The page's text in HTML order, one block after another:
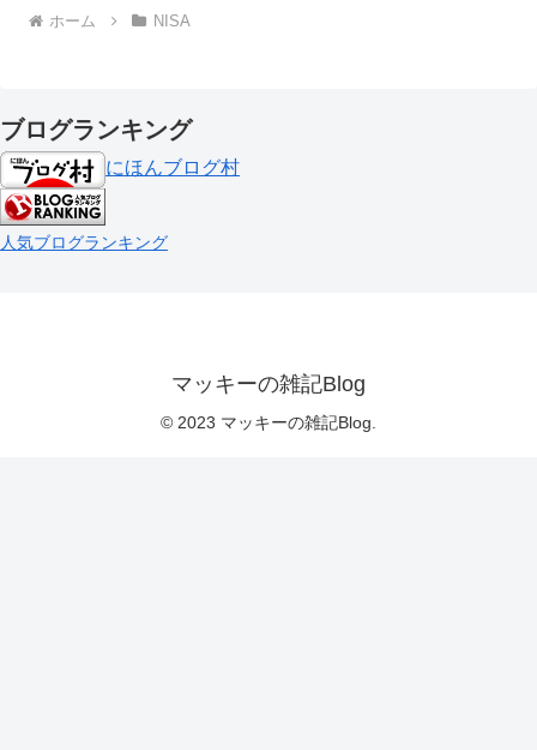
ホーム NISA
ブログランキング
にほんブログ村
人気ブログランキング
マッキーの雑記Blog
© 2023 マッキーの雑記Blog.